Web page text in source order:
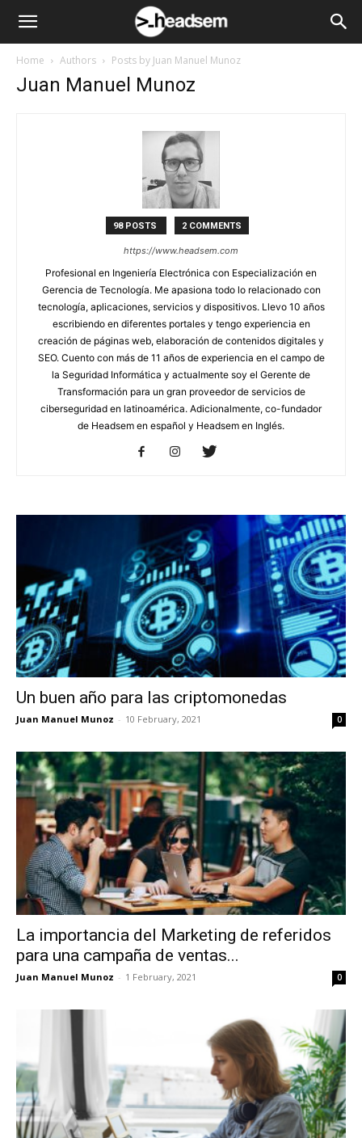
Home Authors Posts by Juan Manuel Munoz
Juan Manuel Munoz
98 POSTS 2 COMMENTS
https://www.headsem.com
Profesional en Ingeniería Electrónica con Especialización en
Gerencia de Tecnología. Me apasiona todo lo relacionado con
tecnología, aplicaciones, servicios y dispositivos. Llevo 10 años
escribiendo en diferentes portales y tengo experiencia en
creación de páginas web, elaboración de contenidos digitales y
SEO. Cuento con más de 11 años de experiencia en el campo de
la Seguridad Informática y actualmente soy el Gerente de
Transformación para un gran proveedor de servicios de
ciberseguridad en latinoamérica. Adicionalmente, co-fundador
de Headsem en español y Headsem en Inglés.
Un buen año para las criptomonedas
Juan Manuel Munoz - 10 February, 2021 0
La importancia del Marketing de referidos
para una campaña de ventas...
Juan Manuel Munoz - 1 February, 2021 0